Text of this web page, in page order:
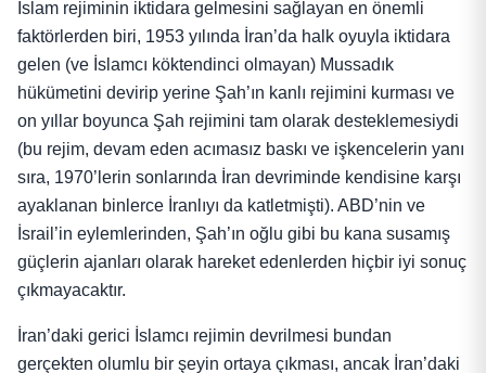
İslam rejiminin iktidara gelmesini sağlayan en önemli
faktörlerden biri, 1953 yılında İran’da halk oyuyla iktidara
gelen (ve İslamcı köktendinci olmayan) Mussadık
hükümetini devirip yerine Şah’ın kanlı rejimini kurması ve
on yıllar boyunca Şah rejimini tam olarak desteklemesiydi
(bu rejim, devam eden acımasız baskı ve işkencelerin yanı
sıra, 1970’lerin sonlarında İran devriminde kendisine karşı
ayaklanan binlerce İranlıyı da katletmişti). ABD’nin ve
İsrail’in eylemlerinden, Şah’ın oğlu gibi bu kana susamış
güçlerin ajanları olarak hareket edenlerden hiçbir iyi sonuç
çıkmayacaktır.
İran’daki gerici İslamcı rejimin devrilmesi bundan
gerçekten olumlu bir şeyin ortaya çıkması, ancak İran’daki